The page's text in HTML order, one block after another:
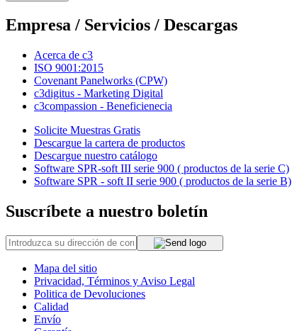
Empresa / Servicios / Descargas
Acerca de c3
ISO 9001:2015
Covenant Panelworks (CPW)
c3digitus - Marketing Digital
c3compassion - Beneficienecia
Solicite Muestras Gratis
Descargue la cartera de productos
Descargue nuestro catálogo
Software SPR-soft III serie 900 ( productos de la serie C)
Software SPR - soft II serie 900 ( productos de la serie B)
Suscríbete a nuestro boletín
Mapa del sitio
Privacidad, Términos y Aviso Legal
Politica de Devoluciones
Calidad
Envío